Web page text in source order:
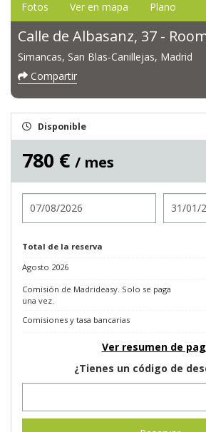
Fotos Ver en mapa Plano
Calle de Albasanz, 37 -
Simancas, San Blas-Canillejas, Madrid
Compartir
Disponible
780 € / mes
Total de la reserva
Agosto 2026
Comisión de Madrideasy. Solo se paga
una vez.
Comisiones y tasa bancarias
Ver resumen de
¿Tienes un código de